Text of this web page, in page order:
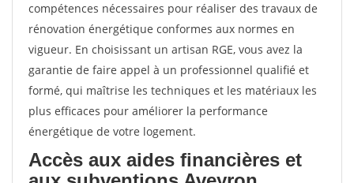
compétences nécessaires pour réaliser des travaux de
rénovation énergétique conformes aux normes en
vigueur. En choisissant un artisan RGE, vous avez la
garantie de faire appel à un professionnel qualifié et
formé, qui maîtrise les techniques et les matériaux les
plus efficaces pour améliorer la performance
énergétique de votre logement.
Accès aux aides financières et